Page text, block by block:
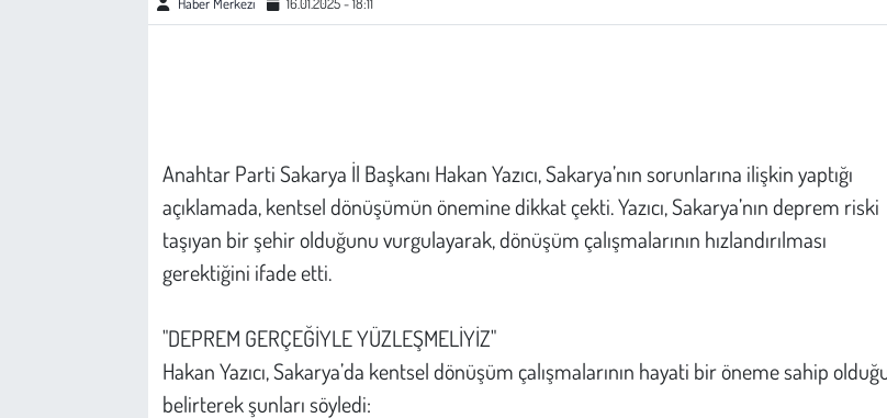
Haber Merkezi 16.01.2025 - 18:11
Anahtar Parti Sakarya İl Başkanı Hakan Yazıcı, Sakarya’nın sorunlarına ilişkin yaptığı
açıklamada, kentsel dönüşümün önemine dikkat çekti. Yazıcı, Sakarya’nın deprem riski
taşıyan bir şehir olduğunu vurgulayarak, dönüşüm çalışmalarının hızlandırılması
gerektiğini ifade etti.
"DEPREM GERÇEĞİYLE YÜZLEŞMELİYİZ"
Hakan Yazıcı, Sakarya’da kentsel dönüşüm çalışmalarının hayati bir öneme sahip
belirterek şunları söyledi:
Günün İçinden